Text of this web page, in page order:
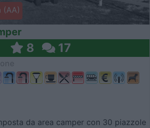
(AA)
8 17
da area camper con 30 piazzole